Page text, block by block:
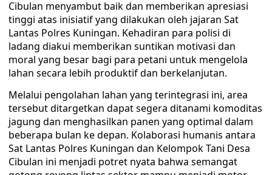
Cibulan menyambut baik dan memberikan apresiasi
tinggi atas inisiatif yang dilakukan oleh jajaran Sat
Lantas Polres Kuningan. Kehadiran para polisi di
ladang diakui memberikan suntikan motivasi dan
moral yang besar bagi para petani untuk mengelola
lahan secara lebih produktif dan berkelanjutan.
Melalui pengolahan lahan yang terintegrasi ini, area
tersebut ditargetkan dapat segera ditanami komoditas
jagung dan menghasilkan panen yang optimal dalam
beberapa bulan ke depan. Kolaborasi humanis antara
Sat Lantas Polres Kuningan dan Kelompok Tani Desa
Cibulan ini menjadi potret nyata bahwa semangat